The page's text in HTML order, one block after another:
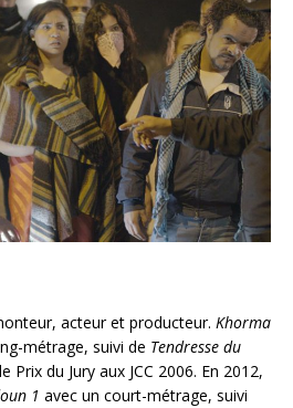
acteur et producteur. Khorma
‎métrage, suivi de Tendresse du
Prix du Jury aux JCC 2006. En ‎‎2012,
1 avec un court-métrage, suivi